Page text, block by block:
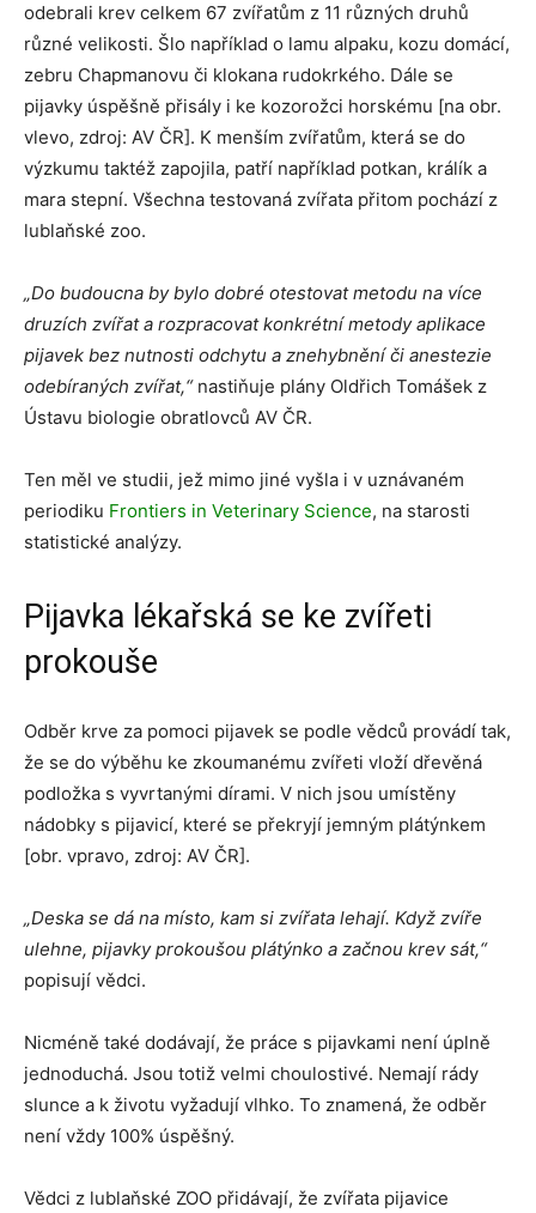
odebrali krev celkem 67 zvířatům z 11 různých druhů
různé velikosti. Šlo například o lamu alpaku, kozu domácí,
zebru Chapmanovu či klokana rudokrkého. Dále se
pijavky úspěšně přisály i ke kozorožci horskému [na obr.
vlevo, zdroj: AV ČR]. K menším zvířatům, která se do
výzkumu taktéž zapojila, patří například potkan, králík a
mara stepní. Všechna testovaná zvířata přitom pochází z
lublaňské zoo.
„Do budoucna by bylo dobré otestovat metodu na více
druzích zvířat a rozpracovat konkrétní metody aplikace
pijavek bez nutnosti odchytu a znehybnění či anestezie
odebíraných zvířat,“ nastiňuje plány Oldřich Tomášek z
Ústavu biologie obratlovců AV ČR.
Ten měl ve studii, jež mimo jiné vyšla i v uznávaném
periodiku Frontiers in Veterinary Science, na starosti
statistické analýzy.
Pijavka lékařská se ke zvířeti
prokouše
Odběr krve za pomoci pijavek se podle vědců provádí tak,
že se do výběhu ke zkoumanému zvířeti vloží dřevěná
podložka s vyvrtanými dírami. V nich jsou umístěny
nádobky s pijavicí, které se překryjí jemným plátýnkem
[obr. vpravo, zdroj: AV ČR].
„Deska se dá na místo, kam si zvířata lehají. Když zvíře
ulehne, pijavky prokoušou plátýnko a začnou krev sát,“
popisují vědci.
Nicméně také dodávají, že práce s pijavkami není úplně
jednoduchá. Jsou totiž velmi choulostivé. Nemají rády
slunce a k životu vyžadují vlhko. To znamená, že odběr
není vždy 100% úspěšný.
Vědci z lublaňské ZOO přidávají, že zvířata pijavice